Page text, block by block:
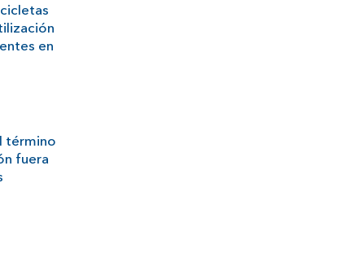
en
término
fuera